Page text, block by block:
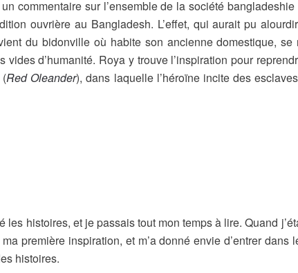
commentaire sur l’ensemble de la société
ouvrière au Bangladesh. L’effet, qui aurait pu
du bidonville où habite son ancienne domestique, se
d’humanité. Roya y trouve l’inspiration pour
Red Oleander), dans laquelle l’héroïne incite des
histoires, et je passais tout mon temps à lire. Quand
première inspiration, et m’a donné envie d’entrer dans
histoires.